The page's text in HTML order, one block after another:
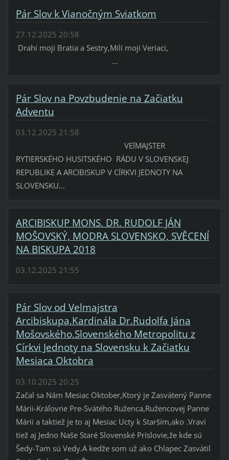
Pár Slov k Vianočným Sviatkom
27.12.2025 20:58
Drahí moji Bratia a Sestry,Milí moji Veriaci,
...
Pár Slov na Povzbudenie na Začiatku
Adventu
03.12.2025 21:58
VEľMAJSTER
RYTIERSKÉHO HUSITSKÉHO RÁDU V SLOVENSKEJ
REPUBLIKE A ARCIBISKUP V CÍRKVI JEDNOTY NA
SLOVENSKU...
ARCIBISKUP MONS. DR. RUDOLF JÁN
MOŠOVSKÝ, MODRA SLOVENSKO, SVĚCENÍ
NA BISKUPA 2018
03.12.2025 21:55
Pár Slov od Velmajstra
Arcibiskupa,Kardinála Dr.Rudolfa Jána
Mošovského,Slovenského Metropolitu z
Církvi Jednoty na Slovensku k Začiatku
Mesiaca Oktobra
03.10.2025 20:25
Začal sa Nám Mesiac Oktober,Ktorý je Zasvätený Panne
Márii-Kráľovne Pre-Svätého Ruženca,Ružencovej Panne
Márii a taktiež je to aj Mesiac Ucty k Starším,ako .Vraví
tiež aj Jedno Naše Staré Slovenské Príslovie,že kde sú
Šedy-Tam sú Vedy.A kedže som už ako Chlapec Zasvätil